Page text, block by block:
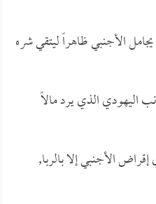
الأجنبي ظاهراً ليتقي شره
اليهودي الذي يرد مالاً
الأجنبي إلا بالربا,